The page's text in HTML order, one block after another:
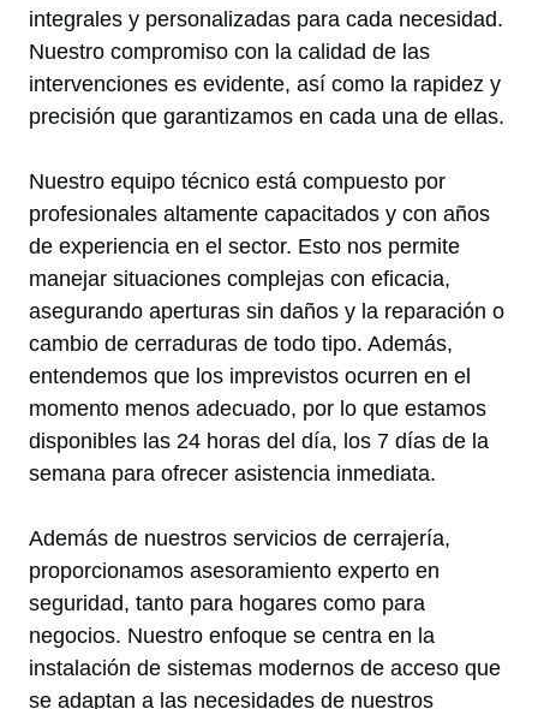
integrales y personalizadas para cada necesidad.
Nuestro compromiso con la calidad de las
intervenciones es evidente, así como la rapidez y
precisión que garantizamos en cada una de ellas.
Nuestro equipo técnico está compuesto por
profesionales altamente capacitados y con años
de experiencia en el sector. Esto nos permite
manejar situaciones complejas con eficacia,
asegurando aperturas sin daños y la reparación o
cambio de cerraduras de todo tipo. Además,
entendemos que los imprevistos ocurren en el
momento menos adecuado, por lo que estamos
disponibles las 24 horas del día, los 7 días de la
semana para ofrecer asistencia inmediata.
Además de nuestros servicios de cerrajería,
proporcionamos asesoramiento experto en
seguridad, tanto para hogares como para
negocios. Nuestro enfoque se centra en la
instalación de sistemas modernos de acceso que
se adaptan a las necesidades de nuestros